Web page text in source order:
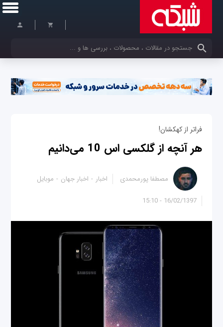
کلمات کلیدی خود را وارد کنید
فراتر از کهکشان!
هر آنچه از گلکسی اس 10 می‌دانیم
16/02/1397 - 15:10
مصطفا پورمحمدی اخبار اخبار جهان موبایل